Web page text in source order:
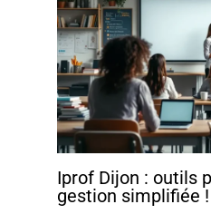
Iprof Dijon : outils
gestion simplifiée !